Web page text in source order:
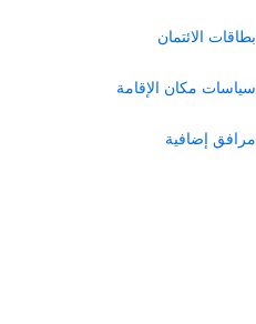
بطاقات الائتمان
سياسات مكان الإقامة
مرافق إضافية